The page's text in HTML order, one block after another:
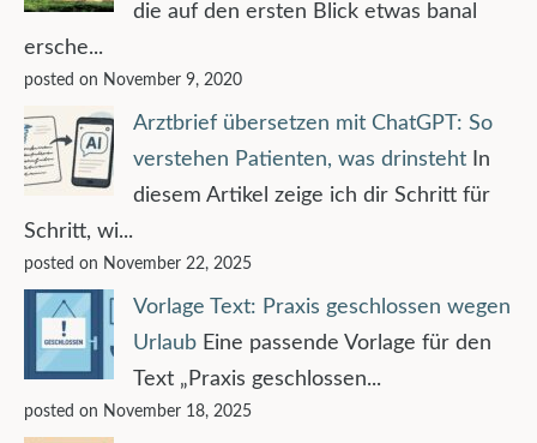
die auf den ersten Blick etwas banal
ersche...
posted on November 9, 2020
Arztbrief übersetzen mit ChatGPT: So
verstehen Patienten, was drinsteht
In
diesem Artikel zeige ich dir Schritt für
Schritt, wi...
posted on November 22, 2025
Vorlage Text: Praxis geschlossen wegen
Urlaub Eine passende Vorlage für den
Text „Praxis geschlossen...
posted on November 18, 2025